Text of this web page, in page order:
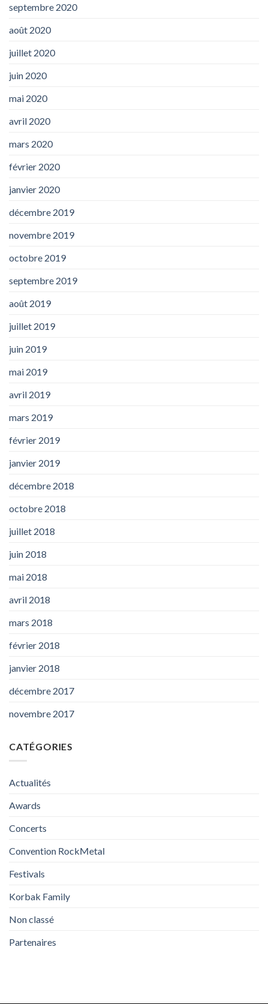
septembre 2020
août 2020
juillet 2020
juin 2020
mai 2020
avril 2020
mars 2020
février 2020
janvier 2020
décembre 2019
novembre 2019
octobre 2019
septembre 2019
août 2019
juillet 2019
juin 2019
mai 2019
avril 2019
mars 2019
février 2019
janvier 2019
décembre 2018
octobre 2018
juillet 2018
juin 2018
mai 2018
avril 2018
mars 2018
février 2018
janvier 2018
décembre 2017
novembre 2017
CATÉGORIES
Actualités
Awards
Concerts
Convention RockMetal
Festivals
Korbak Family
Non classé
Partenaires